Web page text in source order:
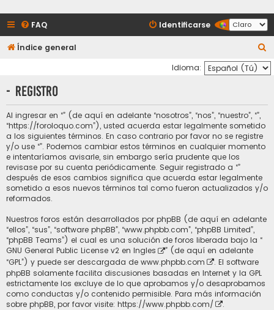
FAQ Identificarse
Índice general
u
s
Idioma:
- Registro
Al ingresar en “” (de aquí en adelante “nosotros”, “nos”, “nuestro”, “”,
“https://foroloquo.com”), usted acuerda estar legalmente sometido
a los siguientes términos. En caso contrario por favor no se registre
y/o use “”. Podemos cambiar estos términos en cualquier momento
e intentaríamos avisarle, sin embargo sería prudente que los
revisase por su cuenta periódicamente. Seguir registrado a “”
después de esos cambios significa que acuerda estar legalmente
sometido a esos nuevos términos tal como fueron actualizados y/o
reformados.
Nuestros foros están desarrollados por phpBB (de aquí en adelante
“ellos”, “sus”, “software phpBB”, “www.phpbb.com”, “phpBB Limited”,
“phpBB Teams”) el cual es una solución de foros liberada bajo la “
GNU General Public License v2 en Ingles
” (de aquí en adelante
“GPL”) y puede ser descargada de www.phpbb.com
. El software
phpBB solamente facilita discusiones basadas en Internet y la GPL
estrictamente los excluye de lo que aprobamos y/o desaprobamos
como conductas y/o contenido permisible. Para más información
sobre phpBB, por favor visite: https://www.phpbb.com/ .